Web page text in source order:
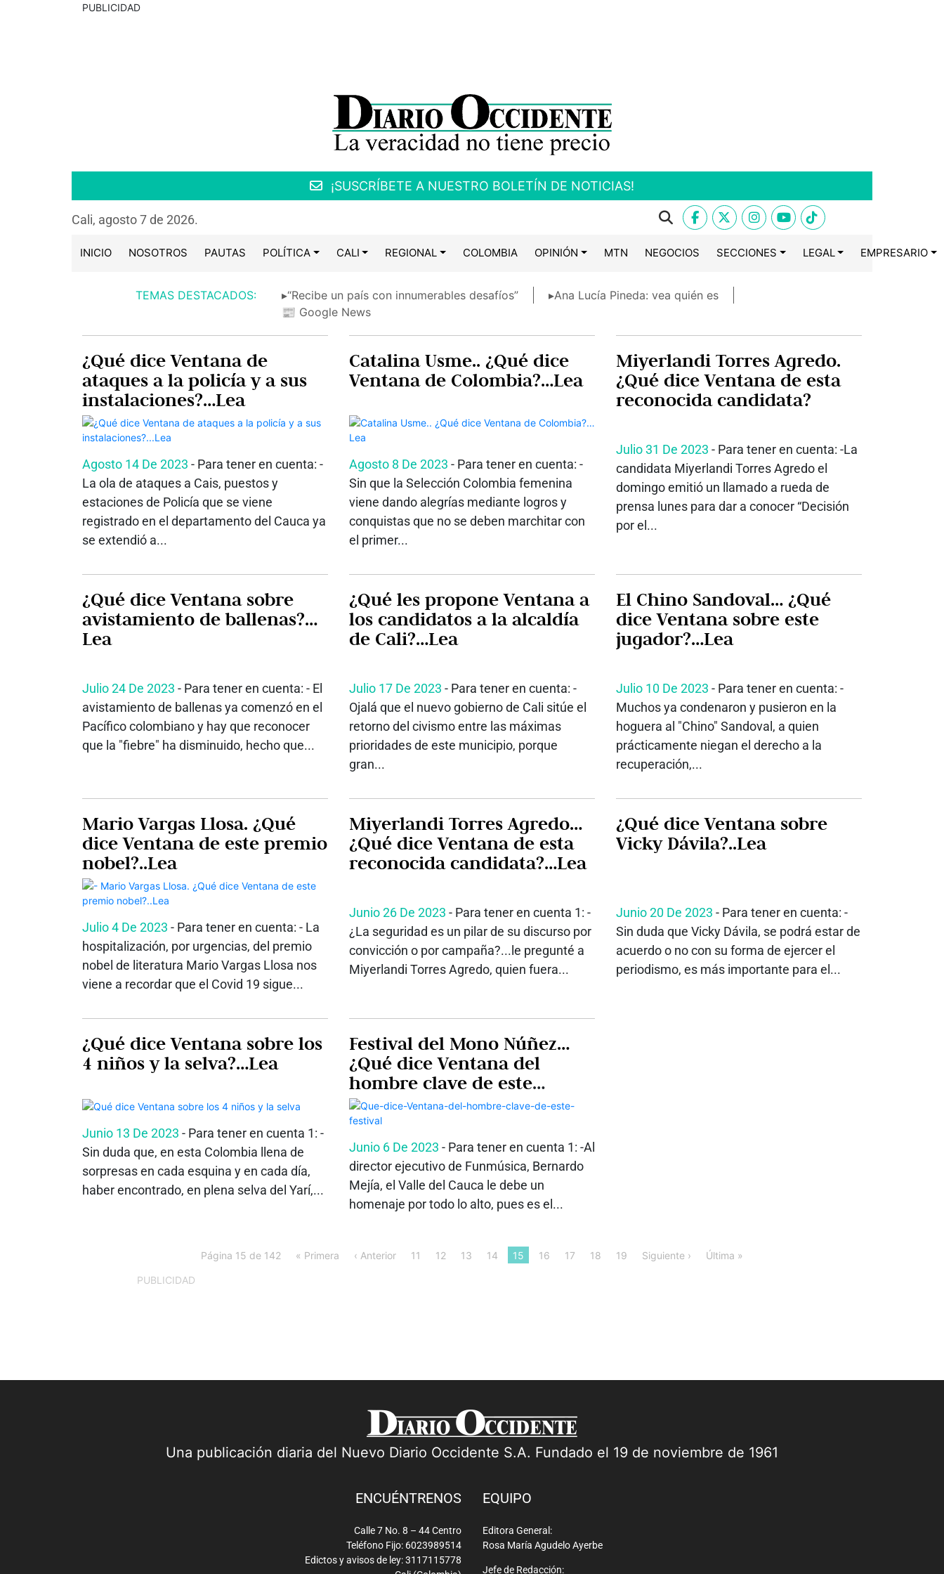
PUBLICIDAD
¡SUSCRÍBETE A NUESTRO BOLETÍN DE NOTICIAS!
Cali, agosto 7 de 2026.
INICIO NOSOTROS PAUTAS POLÍTICA CALI REGIONAL COLOMBIA OPINIÓN MTN NEGOCIOS SECCIONES LEGAL EMPRESARIO
TEMAS DESTACADOS: ▸“Recibe un país con innumerables desafíos”
▸Ana Lucía Pineda: vea quién es
📰 Google News
¿Qué dice Ventana de
ataques a la policía y a sus
instalaciones?…Lea
Agosto 14 De 2023 - Para tener en cuenta: -
La ola de ataques a Cais, puestos y
estaciones de Policía que se viene
registrado en el departamento del Cauca ya
se extendió a...
Catalina Usme.. ¿Qué dice
Ventana de Colombia?…Lea
Agosto 8 De 2023 - Para tener en cuenta: -
Sin que la Selección Colombia femenina
viene dando alegrías mediante logros y
conquistas que no se deben marchitar con
el primer...
Miyerlandi Torres Agredo.
¿Qué dice Ventana de esta
reconocida candidata?
Julio 31 De 2023 - Para tener en cuenta: -La
candidata Miyerlandi Torres Agredo el
domingo emitió un llamado a rueda de
prensa lunes para dar a conocer “Decisión
por el...
¿Qué dice Ventana sobre
avistamiento de ballenas?…
Lea
Julio 24 De 2023 - Para tener en cuenta: - El
avistamiento de ballenas ya comenzó en el
Pacífico colombiano y hay que reconocer
que la "fiebre" ha disminuido, hecho que...
¿Qué les propone Ventana a
los candidatos a la alcaldía
de Cali?…Lea
Julio 17 De 2023 - Para tener en cuenta: -
Ojalá que el nuevo gobierno de Cali sitúe el
retorno del civismo entre las máximas
prioridades de este municipio, porque
gran...
El Chino Sandoval… ¿Qué
dice Ventana sobre este
jugador?…Lea
Julio 10 De 2023 - Para tener en cuenta: -
Muchos ya condenaron y pusieron en la
hoguera al "Chino" Sandoval, a quien
prácticamente niegan el derecho a la
recuperación,...
Mario Vargas Llosa. ¿Qué
dice Ventana de este premio
nobel?..Lea
Julio 4 De 2023 - Para tener en cuenta: - La
hospitalización, por urgencias, del premio
nobel de literatura Mario Vargas Llosa nos
viene a recordar que el Covid 19 sigue...
Miyerlandi Torres Agredo…
¿Qué dice Ventana de esta
reconocida candidata?…Lea
Junio 26 De 2023 - Para tener en cuenta 1: -
¿La seguridad es un pilar de su discurso por
convicción o por campaña?...le pregunté a
Miyerlandi Torres Agredo, quien fuera...
¿Qué dice Ventana sobre
Vicky Dávila?..Lea
Junio 20 De 2023 - Para tener en cuenta: -
Sin duda que Vicky Dávila, se podrá estar de
acuerdo o no con su forma de ejercer el
periodismo, es más importante para el...
¿Qué dice Ventana sobre los
4 niños y la selva?…Lea
Junio 13 De 2023 - Para tener en cuenta 1: -
Sin duda que, en esta Colombia llena de
sorpresas en cada esquina y en cada día,
haber encontrado, en plena selva del Yarí,...
Festival del Mono Núñez…
¿Qué dice Ventana del
hombre clave de este
festival?…Lea
Junio 6 De 2023 - Para tener en cuenta 1: -Al
director ejecutivo de Funmúsica, Bernardo
Mejía, el Valle del Cauca le debe un
homenaje por todo lo alto, pues es el...
Página 15 de 142 « Primera ‹ Anterior 11 12 13 14 15 16 17 18 19 Siguiente › Última »
PUBLICIDAD
Una publicación diaria del Nuevo Diario Occidente S.A. Fundado el 19 de noviembre de 1961
ENCUÉNTRENOS
Calle 7 No. 8 – 44 Centro
Teléfono Fijo: 6023989514
Edictos y avisos de ley: 3117115778
EQUIPO
Editora General:
Rosa María Agudelo Ayerbe
Jefe de Redacción: